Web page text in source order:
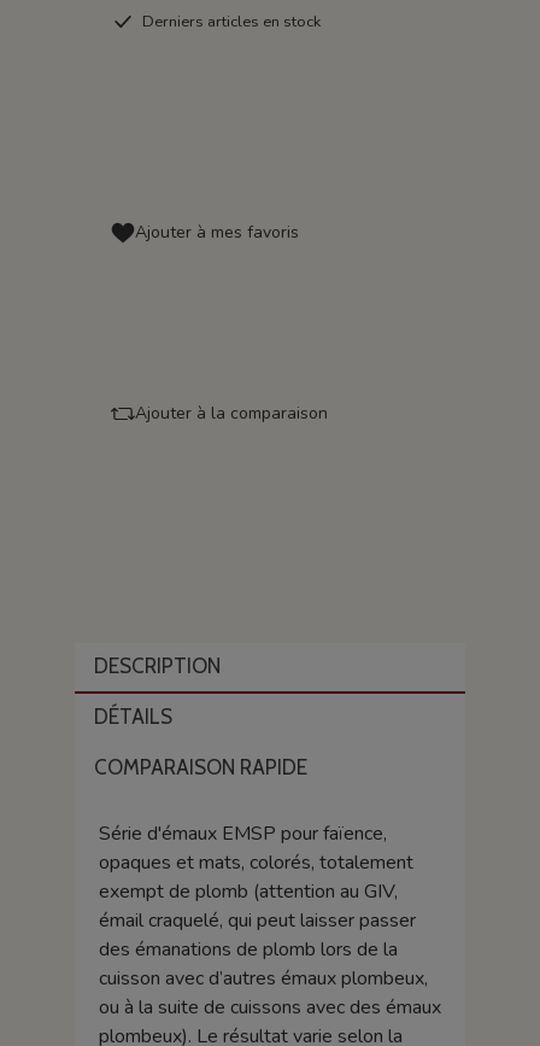
Derniers articles en stock
Ajouter à mes favoris
Ajouter à la comparaison
DESCRIPTION
DÉTAILS
COMPARAISON RAPIDE
Série d'émaux EMSP pour faïence,
opaques et mats, colorés, totalement
exempt de plomb (attention au GIV,
émail craquelé, qui peut laisser passer
des émanations de plomb lors de la
cuisson avec d’autres émaux plombeux,
ou à la suite de cuissons avec des émaux
plombeux). Le résultat varie selon la